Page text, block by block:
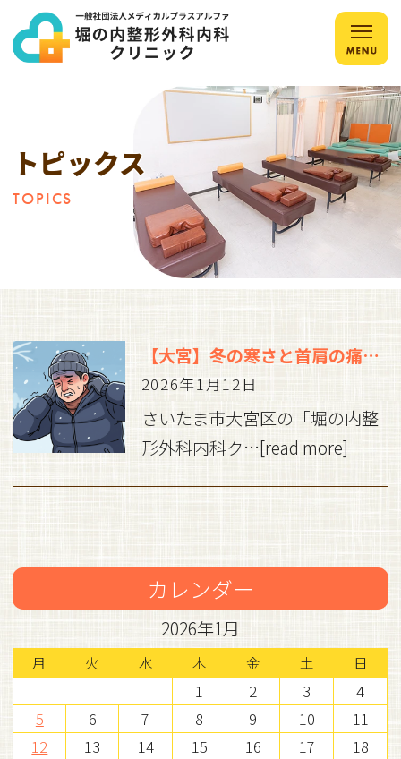
トピックス
TOPICS
【大宮】冬の寒さと首肩の痛み：血行不良からくる不調のメカニズムと対策
2026年1月12日
さいたま市大宮区の「堀の内整
形外科内科ク…[read more]
カレンダー
2026年1月
月 火 水 木 金 土 日
1 2 3
4
5
6 7 8 9 10
11
12
13 14 15 16 17
18